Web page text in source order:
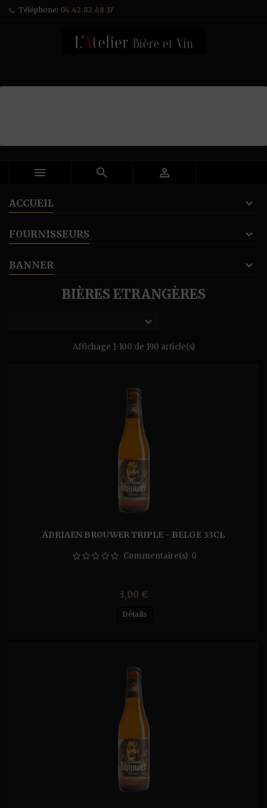
Téléphone: 04.42.82.68.17
  
ACCUEIL
FOURNISSEURS
BANNER
BIÈRES ETRANGÈRES

Affichage 1-100 de 190 article(s)
ADRIAEN BROUWER TRIPLE - BELGE 33CL
Commentaire(s): 0
Prix
3,00 €
Détails